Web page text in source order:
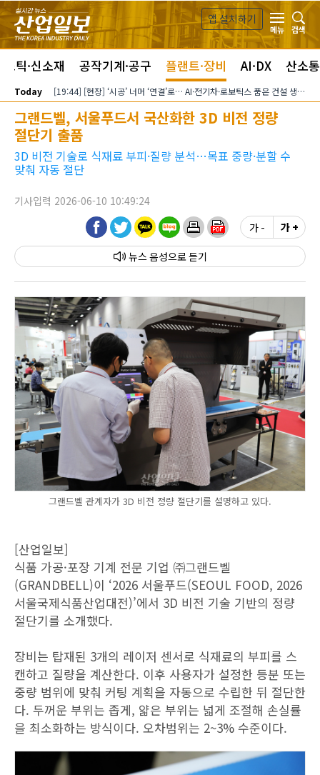
본문 바로가기
앱 설치하기
메뉴
검색
틱·신소재 공작기계·공구 플랜트·장비 AI·DX 산소통
Today [19:44] [현장] ‘시공’ 너머 ‘연결’로… AI·전기차·로보틱스 품은 건설 생태계
그랜드벨, 서울푸드서 국산화한 3D 비전 정량
절단기 출품
3D 비전 기술로 식재료 부피·질량 분석…목표 중량·분할 수
맞춰 자동 절단
기사입력 2026-06-10 10:49:24
뉴스 음성
가 - 가 +
그랜드벨 관계자가 3D 비전 정량 절단기를 설명하고 있다.
[산업일보]
식품 가공·포장 기계 전문 기업 ㈜그랜드벨
(GRANDBELL)이 ‘2026 서울푸드(SEOUL FOOD, 2026
서울국제식품산업대전)’에서 3D 비전 기술 기반의 정량
절단기를 소개했다.
장비는 탑재된 3개의 레이저 센서로 식재료의 부피를 스
캔하고 질량을 계산한다. 이후 사용자가 설정한 등분 또는
중량 범위에 맞춰 커팅 계획을 자동으로 수립한 뒤 절단한
다. 두꺼운 부위는 좁게, 얇은 부위는 넓게 조절해 손실률
을 최소화하는 방식이다. 오차범위는 2~3% 수준이다.